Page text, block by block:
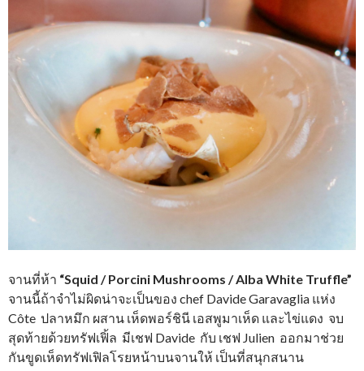
จานที่ห้า “Squid / Porcini Mushrooms / Alba White Truffle”
จานนี้ถ้าจำไม่ผิดน่าจะเป็นของ chef Davide Garavaglia แห่ง
Côte ปลาหมึก ผสาน เห็ดพอร์ชินี เอสพูมาเห็ด และไข่แดง จบ
สุดท้ายด้วยทรัฟเฟิ้ล มีเชฟ Davide กับ เชฟ Julien ออกมาช่วย
กันขูดเห็ดทรัฟเฟิลโรยหน้าบนจานให้ เป็นที่สนุกสนาน